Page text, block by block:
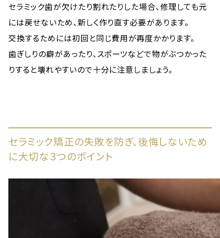
セラミック歯が欠けたり割れたりした場合、修理しても元
には戻せないため、新しく作り直す必要があります。
交換するためには初回と同じ費用が再度かかります。
歯ぎしりの癖があったり、スポーツなどで物がぶつかった
りすると壊れやすいので十分に注意しましょう。
セラミック矯正の失敗を防ぎ、後悔しないため
に大切な３つのポイント